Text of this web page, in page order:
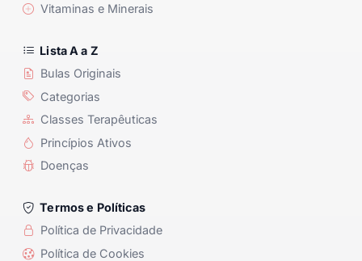
Vitaminas e Minerais
Lista A a Z
Bulas Originais
Categorias
Classes Terapêuticas
Princípios Ativos
Doenças
Termos e Políticas
Política de Privacidade
Política de Cookies